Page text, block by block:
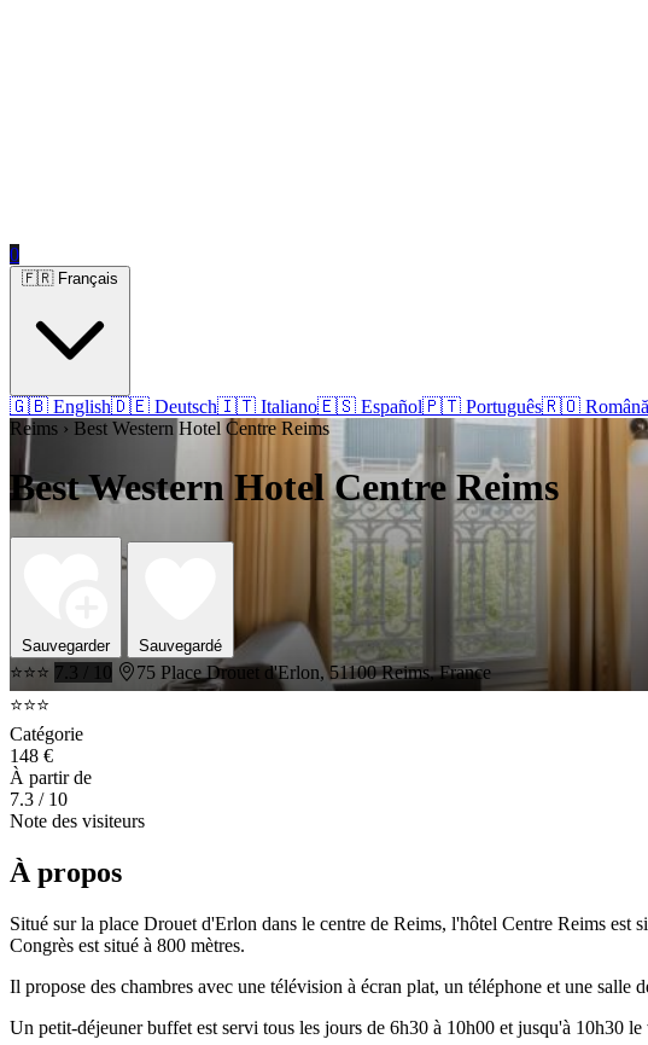
0
🇬🇧 English🇩🇪 Deutsch🇮🇹 Italiano🇪🇸 Español🇵🇹 Português🇷🇴 Română
Reims › Best Western Hotel Centre Reims
Best Western Hotel Centre Reims
Sauvegarder Sauvegardé
⭐⭐⭐ 7.3 / 10
75 Place Drouet d'Erlon, 51100 Reims, France
⭐⭐⭐
Catégorie
148 €
À partir de
7.3 / 10
Note des visiteurs
À propos
Situé sur la place Drouet d'Erlon dans le centre de Reims, l'hôtel Centre Reims
Congrès est situé à 800 mètres.
Il propose des chambres avec une télévision à écran plat, un téléphone et une
Un petit-déjeuner buffet est servi tous les jours de 6h30 à 10h00 et jusqu'à 10h30 le